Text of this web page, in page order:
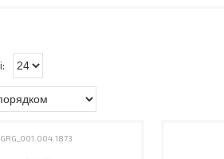
GRG_001.004.1873